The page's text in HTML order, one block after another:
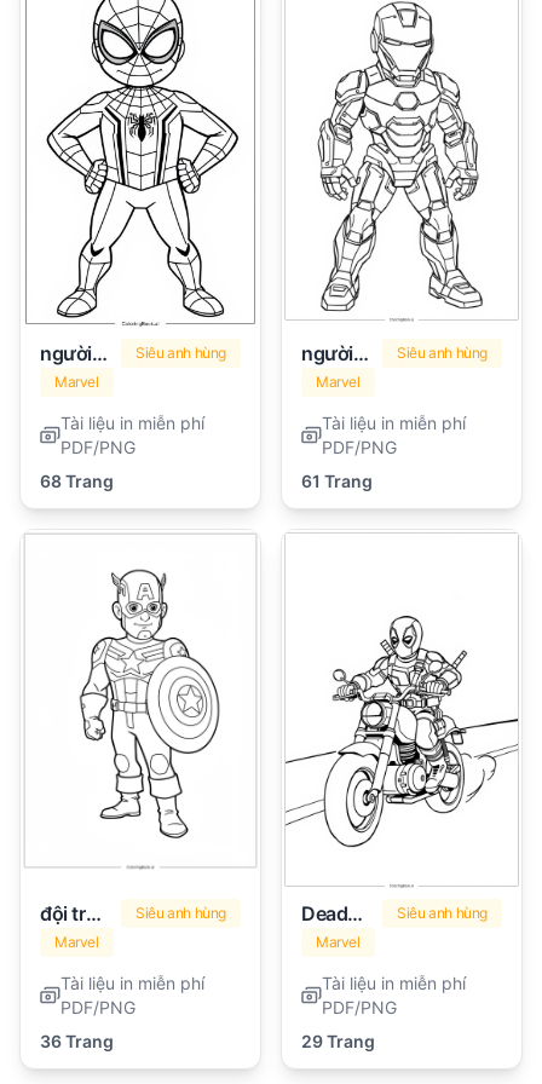
người nhện
Siêu anh hùng
Marvel
Tài liệu in miễn phí
PDF/PNG
68 Trang
người sắt
Siêu anh hùng
Marvel
Tài liệu in miễn phí
PDF/PNG
61 Trang
đội trưởng Mỹ
Siêu anh hùng
Marvel
Tài liệu in miễn phí
PDF/PNG
36 Trang
Deadpool
Siêu anh hùng
Marvel
Tài liệu in miễn phí
PDF/PNG
29 Trang